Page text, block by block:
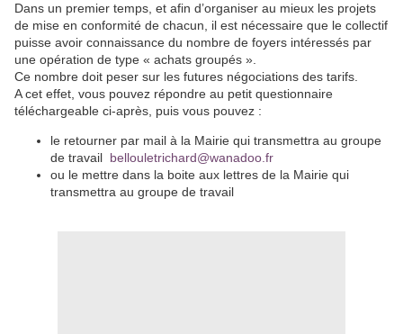
Dans un premier temps, et afin d’organiser au mieux les projets
de mise en conformité de chacun, il est nécessaire que le collectif
puisse avoir connaissance du nombre de foyers intéressés par
une opération de type « achats groupés ».
Ce nombre doit peser sur les futures négociations des tarifs.
A cet effet, vous pouvez répondre au petit questionnaire
téléchargeable ci-après, puis vous pouvez :
le retourner par mail à la Mairie qui transmettra au groupe
de travail bellouletrichard@wanadoo.fr
ou le mettre dans la boite aux lettres de la Mairie qui
transmettra au groupe de travail